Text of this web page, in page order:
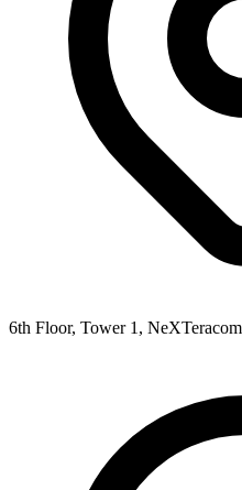
6th Floor, Tower 1,